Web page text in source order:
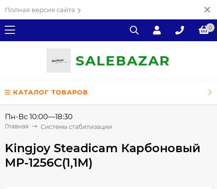
Полная версия сайта
0
SALEВAZAR
КАТАЛОГ ТОВАРОВ
Пн-Вс 10:00—18:30
Главная Системы стабилизации
Kingjoy Steadicam Карбоновый
MP-1256C(1,1M)